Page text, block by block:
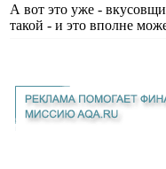
А вот это уже -
такой - и это вполне